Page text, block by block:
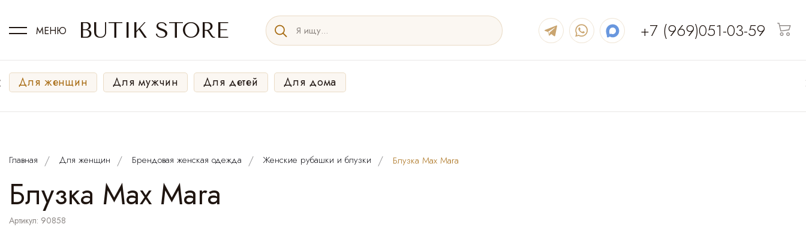
МЕНЮ BUTIK STORE +7 (969)051-03-59
Для женщин Для мужчин Для детей Для дома
Главная Для женщин Брендовая женская одежда Женские рубашки и блузки Блузка Max Mara
Блузка Max Mara
Артикул: 90858